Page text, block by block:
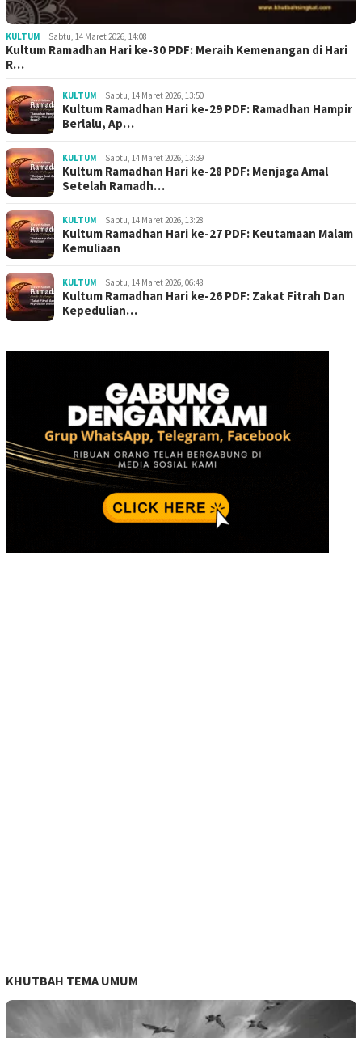
KULTUM Sabtu, 14 Maret 2026, 14:08
Kultum Ramadhan Hari ke-30 PDF: Meraih Kemenangan di Hari
R…
KULTUM Sabtu, 14 Maret 2026, 13:50
Kultum Ramadhan Hari ke-29 PDF: Ramadhan Hampir
Berlalu, Ap…
KULTUM Sabtu, 14 Maret 2026, 13:39
Kultum Ramadhan Hari ke-28 PDF: Menjaga Amal
Setelah Ramadh…
KULTUM Sabtu, 14 Maret 2026, 13:28
Kultum Ramadhan Hari ke-27 PDF: Keutamaan Malam
Kemuliaan
KULTUM Sabtu, 14 Maret 2026, 06:48
Kultum Ramadhan Hari ke-26 PDF: Zakat Fitrah Dan
Kepedulian…
KHUTBAH TEMA UMUM